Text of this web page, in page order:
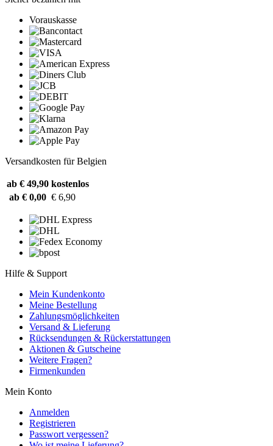
Vorauskasse
Versandkosten für Belgien
ab € 49,90 kostenlos
ab € 0,00 € 6,90
Hilfe & Support
Mein Kundenkonto
Meine Bestellung
Zahlungsmöglichkeiten
Versand & Lieferung
Rücksendungen & Rückerstattungen
Aktionen & Gutscheine
Weitere Fragen?
Firmenkunden
Mein Konto
Anmelden
Registrieren
Passwort vergessen?